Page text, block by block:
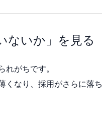
ないか」を見る
れがちです。
くなり、採用がさらに落ち